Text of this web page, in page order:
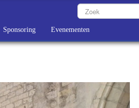
Sponsoring Evenementen